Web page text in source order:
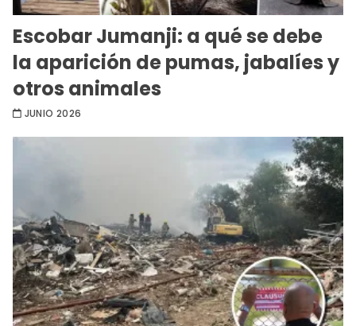
Escobar Jumanji: a qué se debe
la aparición de pumas, jabalíes y
otros animales
JUNIO 2026